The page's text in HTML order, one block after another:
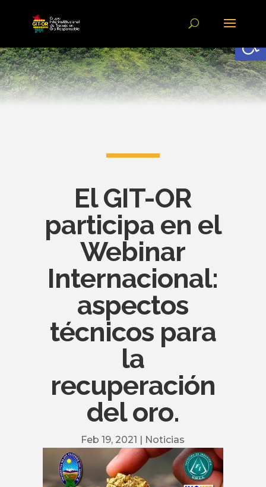
El GIT-OR
participa en el
Webinar
Internacional:
aspectos
técnicos para
la
recuperación
del oro.
Feb 19, 2021 | Noticias